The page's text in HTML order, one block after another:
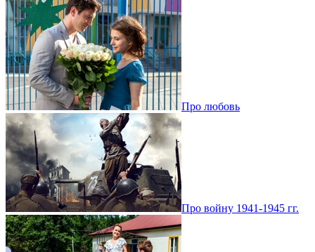
Про любовь
Про войну 1941-1945 гг.